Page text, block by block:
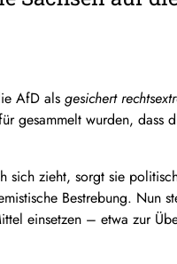
AfD als gesichert
gesammelt wurden, dass
sich zieht, sorgt sie
Bestrebung. Nun
einsetzen – etwa zur